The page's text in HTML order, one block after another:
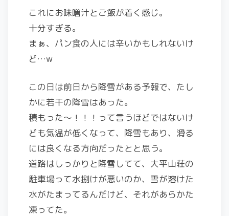
これにお味噌汁とご飯が着く感じ。
十分すぎる。
まぁ、パン食の人には辛いかもしれないけ
ど…w
この日は前日から降雪がある予報で、たし
かに若干の降雪はあった。
積もった〜！！！って言うほどではないけ
ども気温が低くなって、降雪もあり、滑る
には良くなる方向だったとと思う。
道路はしっかりと降雪してて、大平山荘の
駐車場って水捌けが悪いのか、雪が溶けた
水がたまってるんだけど、それがあらかた
凍ってた。